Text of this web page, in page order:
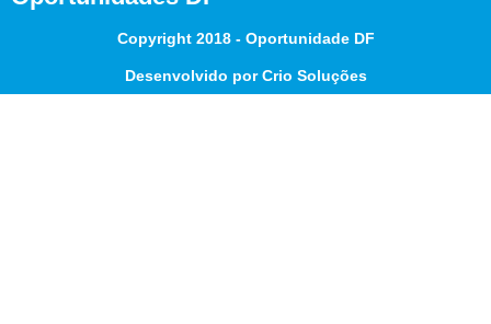
Copyright 2018 - Oportunidade DF
Desenvolvido por Crio Soluções